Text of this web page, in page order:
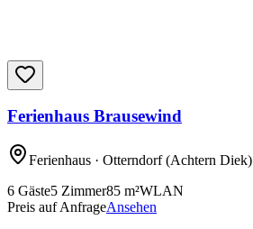
Ferienhaus Brausewind
Ferienhaus · Otterndorf(Achtern Diek)
6 Gäste5 Zimmer85 m²WLAN
Preis auf AnfrageAnsehen